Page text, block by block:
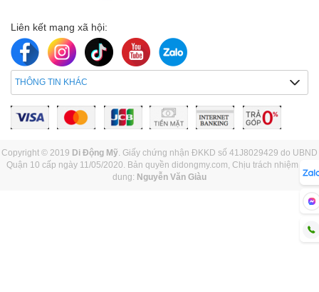
Liên kết mạng xã hội:
THÔNG TIN KHÁC
Copyright © 2019 Di Động Mỹ. Giấy chứng nhận ĐKKD số 41J8029429 do UBND
Quận 10 cấp ngày 11/05/2020. Bản quyền didongmy.com, Chịu trách nhiệm nội
dung: Nguyễn Văn Giàu